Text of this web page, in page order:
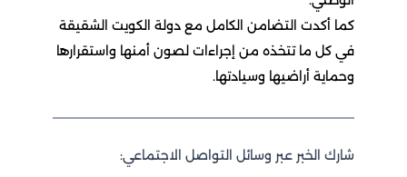
كما أكدت التضامن الكامل مع دولة الكويت الشقيقة
في كل ما تتخذه من إجراءات لصون أمنها واستقرارها
وحماية أراضيها وسيادتها.
شارك الخبر عبر وسائل التواصل الاجتماعي: